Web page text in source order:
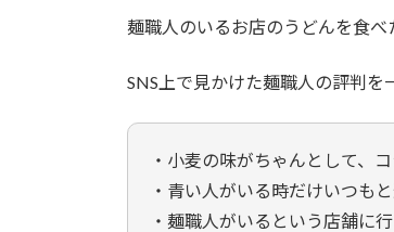
麺職人のいるお店のうどんを食べ
SNS上で見かけた麺職人の評判を
・小麦の味がちゃんとして、
・青い人がいる時だけいつも
・麺職人がいるという店舗に